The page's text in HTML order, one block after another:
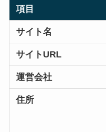
項目
サイト名
サイトURL
運営会社
住所